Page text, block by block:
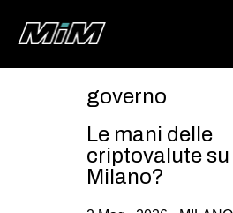
ABOUT
governo
Le mani delle
criptovalute su
Milano?